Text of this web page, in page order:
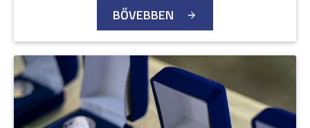
BŐVEBBEN